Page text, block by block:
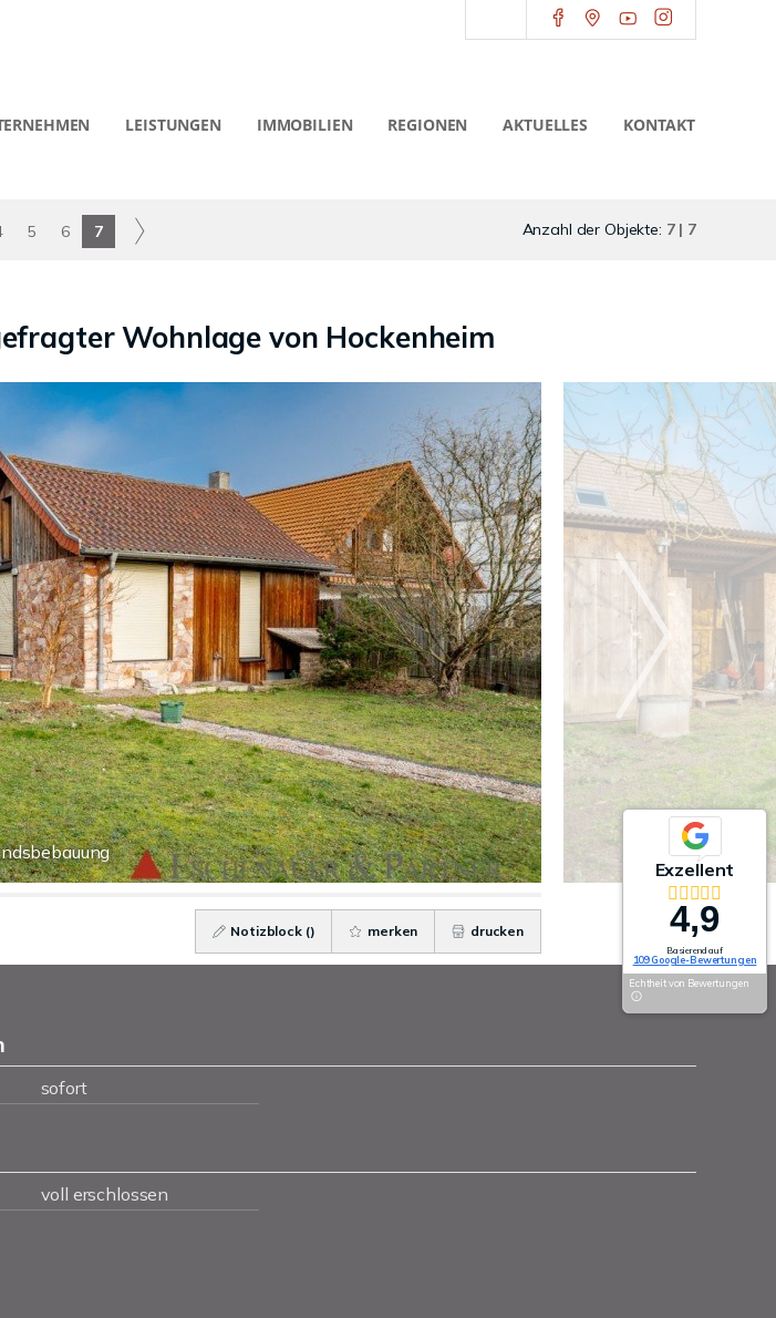
LEISTUNGEN IMMOBILIEN REGIONEN AKTUELLES KONTAKT
5 6 7 Anzahl der Objekte: 7 | 7
Wohnlage von Hockenheim
Notizblock () merken drucken
sofort
voll erschlossen
Exzellent
4,9
Basierend auf
109 Google-Bewertungen
Echtheit von Bewertungen